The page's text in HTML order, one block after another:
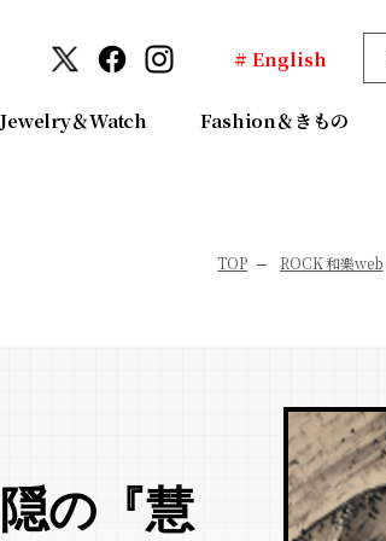
# English
Jewelry＆Watch Fashion＆きもの
TOP ROCK 和樂web
の『慧